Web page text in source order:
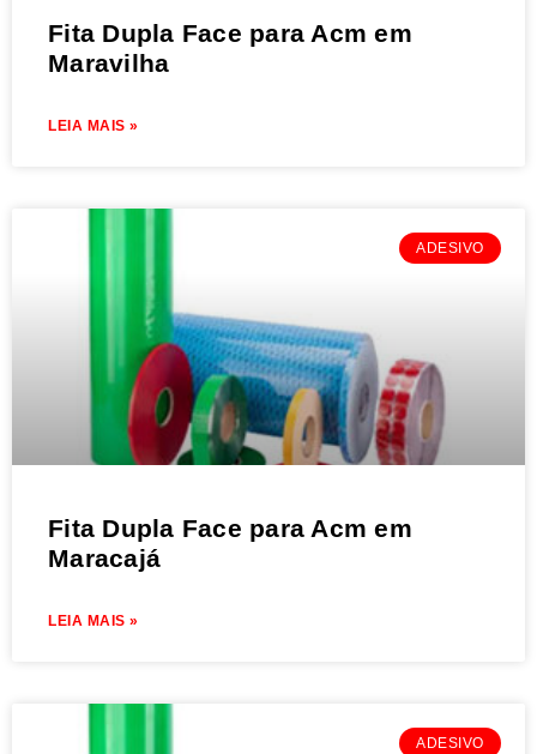
Fita Dupla Face para Acm em
Maravilha
LEIA MAIS »
ADESIVO
Fita Dupla Face para Acm em
Maracajá
LEIA MAIS »
ADESIVO